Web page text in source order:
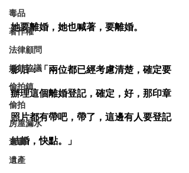
毒品
著作權
法律顧問
婚前協議
偷拍鎮
偷拍
房屋漏水
遺囑
遺產
她要離婚，她也喊著，要離婚。
影后：「兩位都已經考慮清楚，確定要
辦理這個離婚登記，確定，好，那印章
照片都有帶吧，帶了，這邊有人要登記
結婚，快點。」